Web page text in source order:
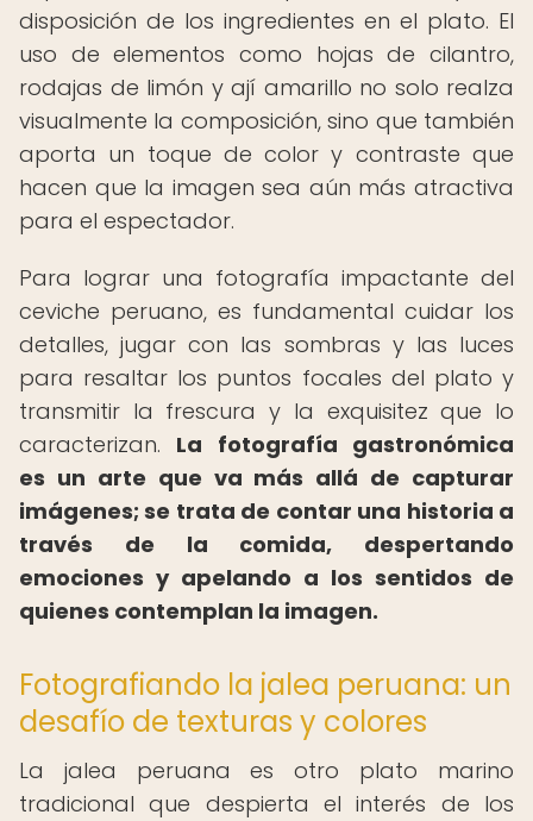
disposición de los ingredientes en el plato. El
uso de elementos como hojas de cilantro,
rodajas de limón y ají amarillo no solo realza
visualmente la composición, sino que también
aporta un toque de color y contraste que
hacen que la imagen sea aún más atractiva
para el espectador.
Para lograr una fotografía impactante del
ceviche peruano, es fundamental cuidar los
detalles, jugar con las sombras y las luces
para resaltar los puntos focales del plato y
transmitir la frescura y la exquisitez que lo
caracterizan. La fotografía gastronómica
es un arte que va más allá de capturar
imágenes; se trata de contar una historia a
través de la comida, despertando
emociones y apelando a los sentidos de
quienes contemplan la imagen.
Fotografiando la jalea peruana: un
desafío de texturas y colores
La jalea peruana es otro plato marino
tradicional que despierta el interés de los